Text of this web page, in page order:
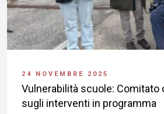
24 NOVEMBRE 2025
Vulnerabilità scuole:
sugli interventi in programma